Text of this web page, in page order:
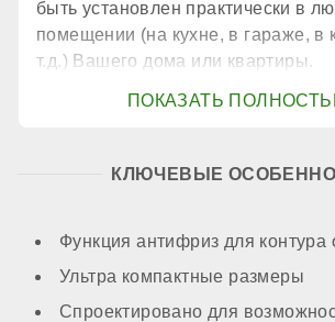
94 %
КОМПОНЕНТЫ
быть установлен практически в
помещении (на кухне, в гараже, в
т.д.) Вашего дома или квартиры.
КЛЮЧЕВЫЕ
Функция антифриз для контура
Ультра компактные размеры
Спроектировано для